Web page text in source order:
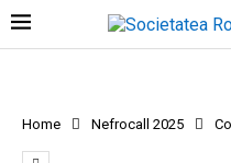
Home Nefrocall 2025